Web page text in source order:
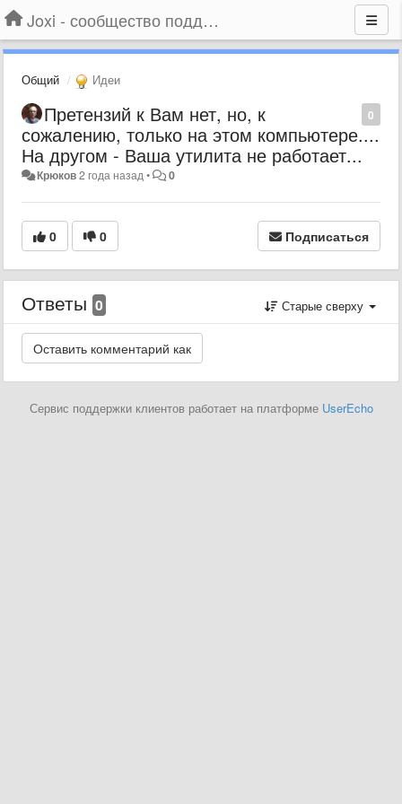
Joxi - сообщество поддержки
Общий Идеи
0
Претензий к Вам нет, но, к
сожалению, только на этом компьютере....
На другом - Ваша утилита не работает...
Крюков2 года назад • 0
0 0 Подписаться
Ответы 0 Старые сверху
Сервис поддержки клиентов работает на платформе UserEcho